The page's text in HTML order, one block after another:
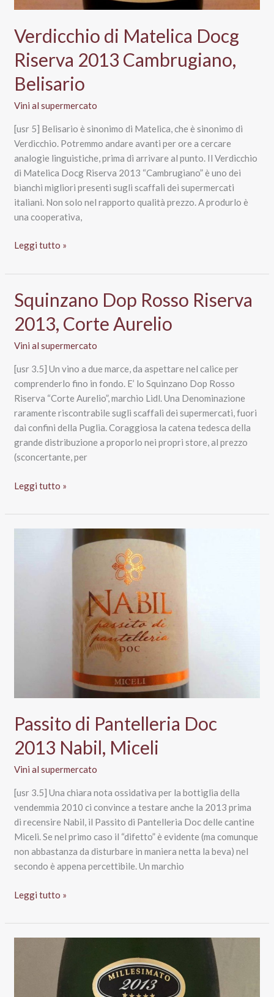
Verdicchio di Matelica Docg
Riserva 2013 Cambrugiano,
Belisario
Vini al supermercato
[usr 5] Belisario è sinonimo di Matelica, che è sinonimo di
Verdicchio. Potremmo andare avanti per ore a cercare
analogie linguistiche, prima di arrivare al punto. Il Verdicchio
di Matelica Docg Riserva 2013 “Cambrugiano” è uno dei
bianchi migliori presenti sugli scaffali dei supermercati
italiani. Non solo nel rapporto qualità prezzo. A produrlo è
una cooperativa,
Verdicchio
Matelica
Riserva
2013
Cambrugiano,
Belisario
Leggi tutto »
Squinzano Dop Rosso Riserva
2013, Corte Aurelio
Vini al supermercato
[usr 3.5] Un vino a due marce, da aspettare nel calice per
comprenderlo fino in fondo. E’ lo Squinzano Dop Rosso
Riserva “Corte Aurelio”, marchio Lidl. Una Denominazione
raramente riscontrabile sugli scaffali dei supermercati, fuori
dai confini della Puglia. Coraggiosa la catena tedesca della
grande distribuzione a proporlo nei propri store, al prezzo
(sconcertante, per
Squinzano
Rosso
Riserva
Leggi tutto »
Passito di Pantelleria Doc
2013 Nabil, Miceli
Vini al supermercato
[usr 3.5] Una chiara nota ossidativa per la bottiglia della
vendemmia 2010 ci convince a testare anche la 2013 prima
di recensire Nabil, il Passito di Pantelleria Doc delle cantine
Miceli. Se nel primo caso il “difetto” è evidente (ma comunque
non abbastanza da disturbare in maniera netta la beva) nel
secondo è appena percettibile. Un marchio
Passito
Pantelleria
Doc
Leggi tutto »